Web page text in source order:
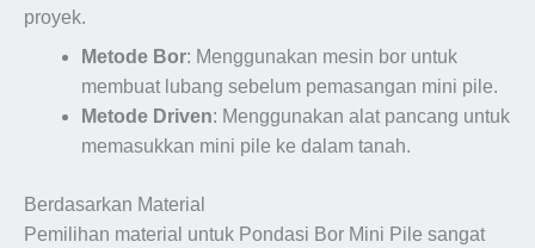
proyek.
Metode Bor: Menggunakan mesin bor untuk
membuat lubang sebelum pemasangan mini pile.
Metode Driven: Menggunakan alat pancang untuk
memasukkan mini pile ke dalam tanah.
Berdasarkan Material
Pemilihan material untuk Pondasi Bor Mini Pile sangat